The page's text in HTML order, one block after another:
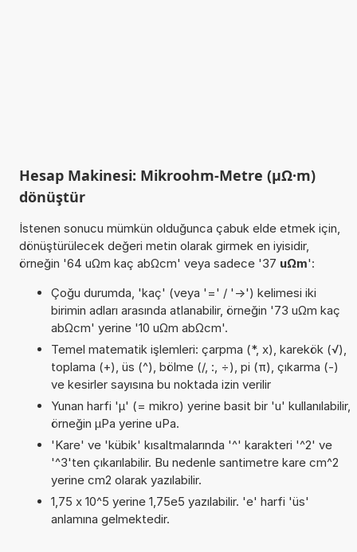
Hesap Makinesi: Mikroohm-Metre (µΩ·m)
dönüştür
İstenen sonucu mümkün olduğunca çabuk elde etmek için,
dönüştürülecek değeri metin olarak girmek en iyisidir,
örneğin '64 uΩm kaç abΩcm' veya sadece '37 uΩm':
Çoğu durumda, 'kaç' (veya '=' / '->') kelimesi iki
birimin adları arasında atlanabilir, örneğin '73 uΩm kaç
abΩcm' yerine '10 uΩm abΩcm'.
Temel matematik işlemleri: çarpma (*, x), karekök (√),
toplama (+), üs (^), bölme (/, :, ÷), pi (π), çıkarma (-)
ve kesirler sayısına bu noktada izin verilir
Yunan harfi 'µ' (= mikro) yerine basit bir 'u' kullanılabilir,
örneğin µPa yerine uPa.
'Kare' ve 'kübik' kısaltmalarında '^' karakteri '^2' ve
'^3'ten çıkarılabilir. Bu nedenle santimetre kare cm^2
yerine cm2 olarak yazılabilir.
1,75 x 10^5 yerine 1,75e5 yazılabilir. 'e' harfi 'üs'
anlamına gelmektedir.